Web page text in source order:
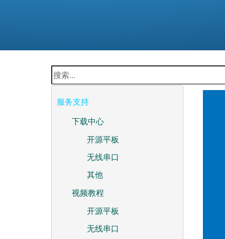
服务支持
下载中心
开源平板
无线串口
其他
视频教程
开源平板
无线串口